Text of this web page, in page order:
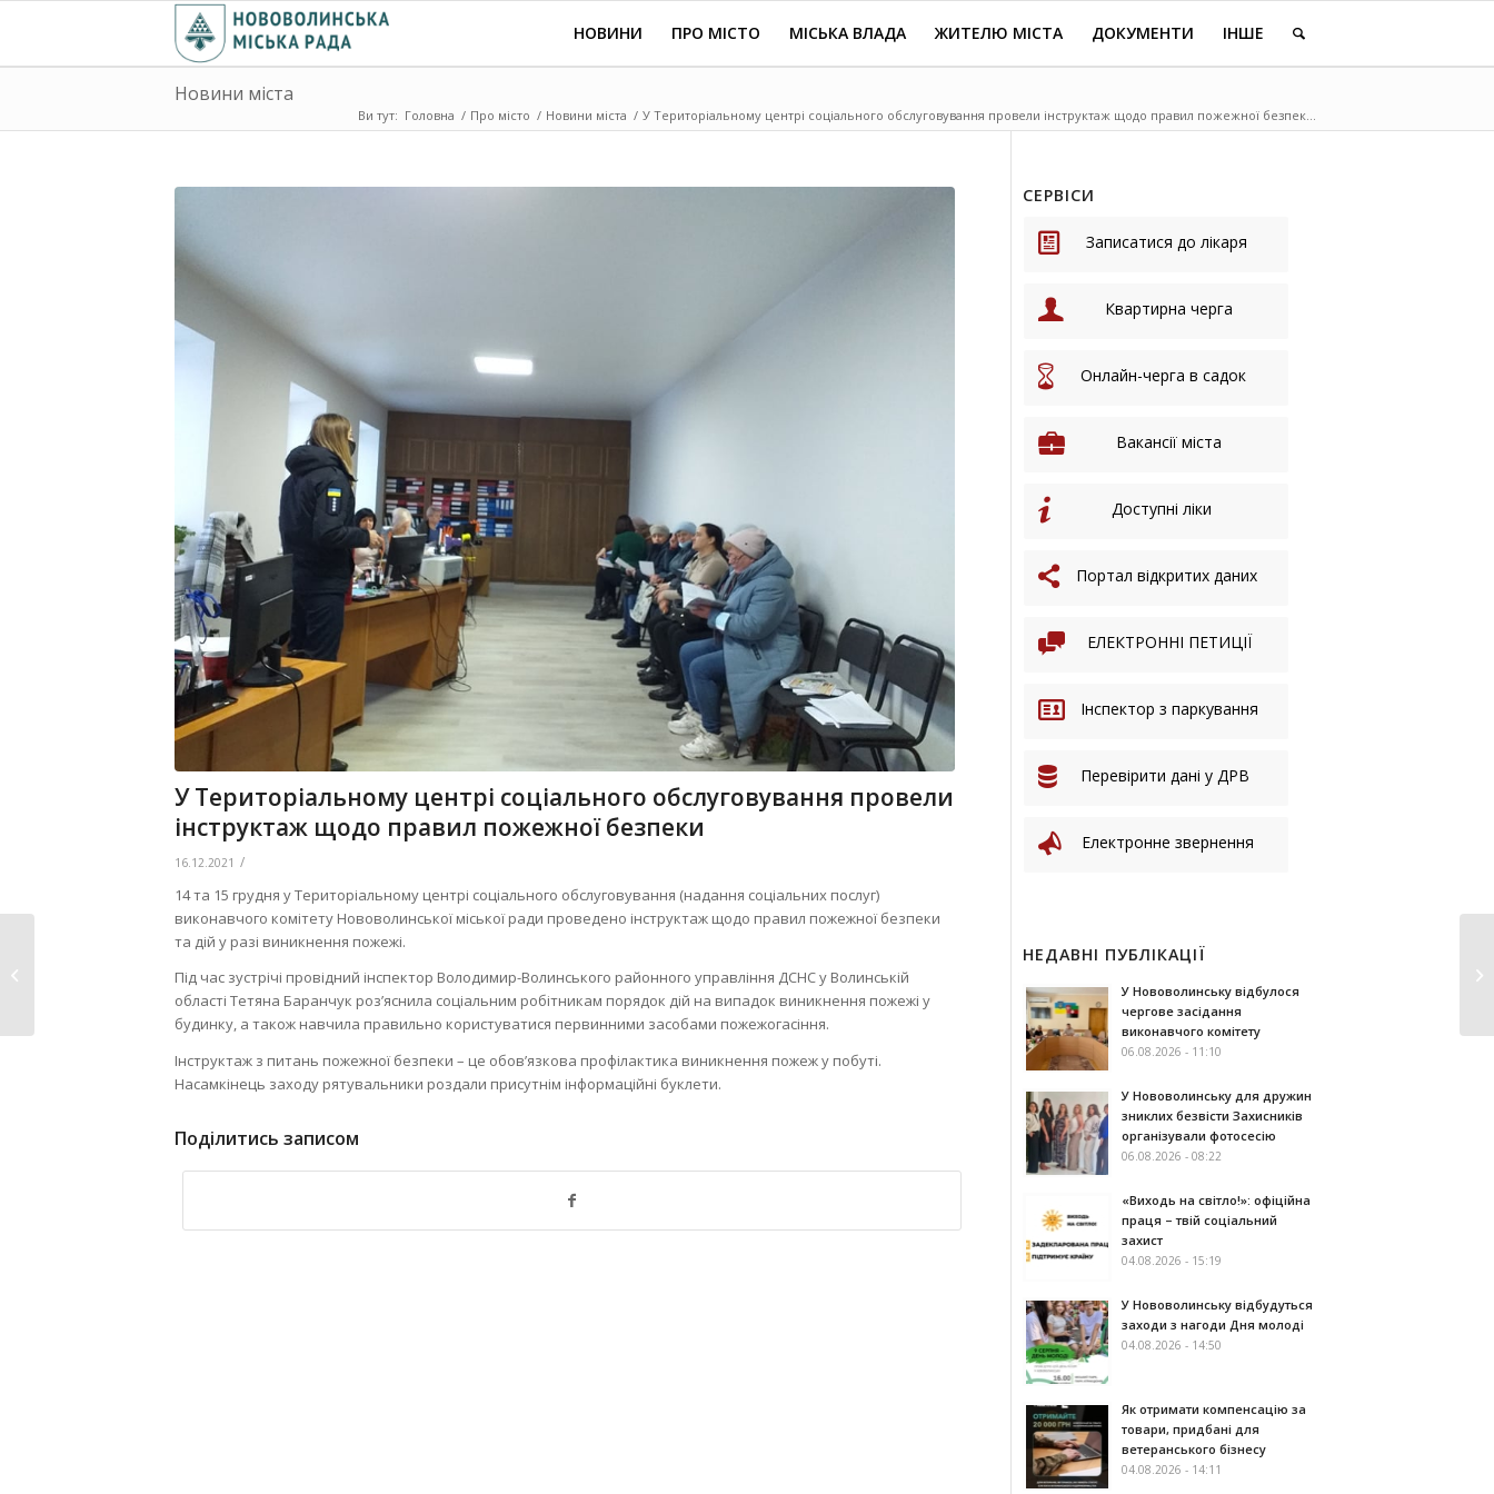
НОВИНИ ПРО МІСТО МІСЬКА ВЛАДА ЖИТЕЛЮ МІСТА ДОКУМЕНТИ ІНШЕ
Новини міста
Ви тут: Головна / Про місто / Новини міста / У Територіальному центрі соціального обслуговування провели інструктаж щодо правил пожежної безпек...
У Територіальному центрі соціального обслуговування провели
інструктаж щодо правил пожежної безпеки
16.12.2021 /
14 та 15 грудня у Територіальному центрі соціального обслуговування (надання соціальних послуг)
виконавчого комітету Нововолинської міської ради проведено інструктаж щодо правил пожежної безпеки
та дій у разі виникнення пожежі.
Під час зустрічі провідний інспектор Володимир-Волинського районного управління ДСНС у Волинській
області Тетяна Баранчук роз’яснила соціальним робітникам порядок дій на випадок виникнення пожежі у
будинку, а також навчила правильно користуватися первинними засобами пожежогасіння.
Інструктаж з питань пожежної безпеки – це обов’язкова профілактика виникнення пожеж у побуті.
Насамкінець заходу рятувальники роздали присутнім інформаційні буклети.
Поділитись записом
СЕРВІСИ
Записатися до лікаря
Квартирна черга
Онлайн-черга в садок
Вакансії міста
Доступні ліки
Портал відкритих даних
ЕЛЕКТРОННІ ПЕТИЦІЇ
Інспектор з паркування
Перевірити дані у ДРВ
Електронне звернення
НЕДАВНІ ПУБЛІКАЦІЇ
У Нововолинську відбулося
чергове засідання
виконавчого комітету
06.08.2026 - 11:10
У Нововолинську для дружин
зниклих безвісти Захисників
організували фотосесію
06.08.2026 - 08:22
«Виходь на світло!»: офіційна
праця – твій соціальний
захист
04.08.2026 - 15:19
У Нововолинську відбудуться
заходи з нагоди Дня молоді
04.08.2026 - 14:50
Як отримати компенсацію за
товари, придбані для
ветеранського бізнесу
04.08.2026 - 14:11